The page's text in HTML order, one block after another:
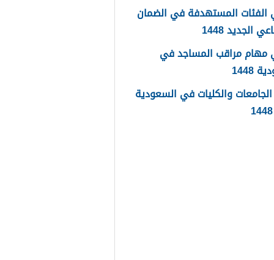
المستهدفة في الضمان
الجديد 1448
مهام مراقب المساجد في
1448
والكليات في السعودية